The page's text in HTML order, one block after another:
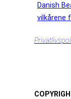
Danish
vilkårene